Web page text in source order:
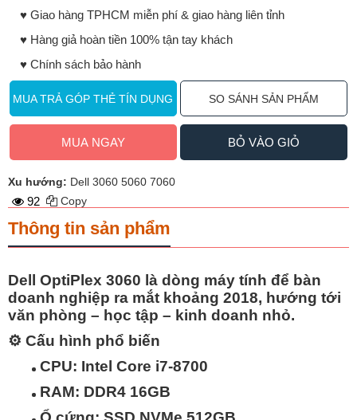
♥️ Giao hàng TPHCM miễn phí & giao hàng liên tỉnh
♥️ Hàng giả hoàn tiền 100% tận tay khách
♥️ Chính sách bảo hành
MUA TRẢ GÓP THẺ TÍN DỤNG SO SÁNH SẢN PHẨM
MUA NGAY BỎ VÀO GIỎ
Xu hướng: Dell 3060 5060 7060
92 Copy
Thông tin sản phẩm
Dell OptiPlex 3060 là dòng máy tính để bàn
doanh nghiệp ra mắt khoảng 2018, hướng tới
văn phòng – học tập – kinh doanh nhỏ.
⚙️ Cấu hình phổ biến
CPU: Intel Core i7-8700
RAM: DDR4 16GB